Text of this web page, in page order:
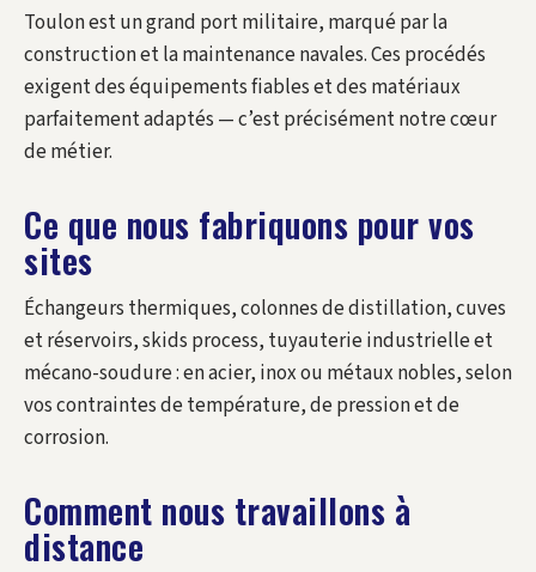
Toulon est un grand port militaire, marqué par la
construction et la maintenance navales. Ces procédés
exigent des équipements fiables et des matériaux
parfaitement adaptés — c’est précisément notre cœur
de métier.
Ce que nous fabriquons pour vos
sites
Échangeurs thermiques, colonnes de distillation, cuves
et réservoirs, skids process, tuyauterie industrielle et
mécano-soudure : en acier, inox ou métaux nobles, selon
vos contraintes de température, de pression et de
corrosion.
Comment nous travaillons à
distance